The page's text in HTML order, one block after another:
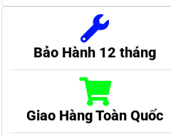
Bảo Hành 12 tháng
Giao Hàng Toàn Quốc